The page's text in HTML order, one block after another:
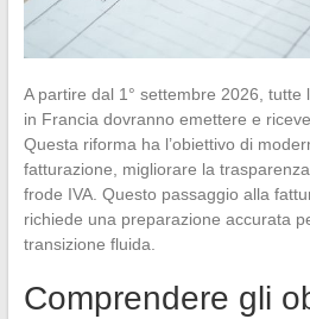
A partire dal 1° settembre 2026, tutte
in Francia dovranno emettere e
Questa riforma ha l’obiettivo di
fatturazione, migliorare la
frode IVA. Questo passaggio alla
richiede una preparazione accurata
transizione fluida.
Comprendere gli